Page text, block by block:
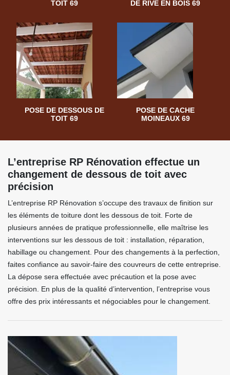
TOIT 69
DE RIVE EN BOIS 69
POSE DE DESSOUS DE
TOIT 69
POSE DE CACHE
MOINEAUX 69
L’entreprise RP Rénovation effectue un
changement de dessous de toit avec
précision
L’entreprise RP Rénovation s’occupe des travaux de finition sur
les éléments de toiture dont les dessous de toit. Forte de
plusieurs années de pratique professionnelle, elle maîtrise les
interventions sur les dessous de toit : installation, réparation,
habillage ou changement. Pour des changements à la perfection,
faites confiance au savoir-faire des couvreurs de cette entreprise.
La dépose sera effectuée avec précaution et la pose avec
précision. En plus de la qualité d’intervention, l’entreprise vous
offre des prix intéressants et négociables pour le changement.